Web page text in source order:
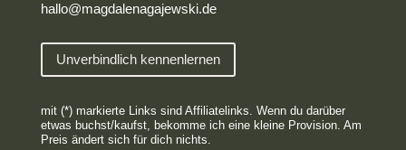
hallo@magdalenagajewski.de
Unverbindlich kennenlernen
mit (*) markierte Links sind Affiliatelinks. Wenn du darüber
etwas buchst/kaufst, bekomme ich eine kleine Provision. Am
Preis ändert sich für dich nichts.